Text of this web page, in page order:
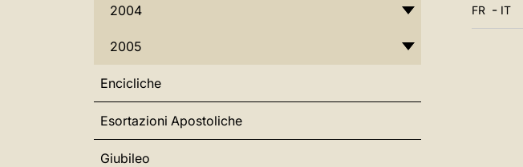
2004
2005
Encicliche
Esortazioni Apostoliche
Giubileo
FR- IT